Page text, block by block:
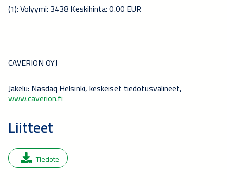
(1): Volyymi: 3438 Keskihinta: 0.00 EUR
CAVERION OYJ
Jakelu: Nasdaq Helsinki, keskeiset tiedotusvälineet,
www.caverion.fi
Liitteet
Tiedote